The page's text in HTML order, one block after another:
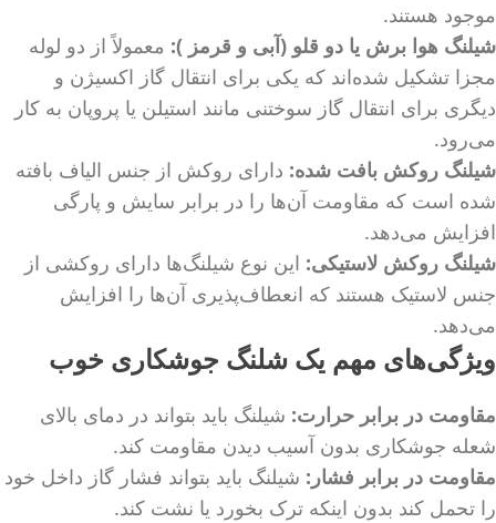
موجود هستند.
شیلنگ هوا برش یا دو قلو (آبی و قرمز ): معمولاً از دو لوله
مجزا تشکیل شده‌اند که یکی برای انتقال گاز اکسیژن و
دیگری برای انتقال گاز سوختنی مانند استیلن یا پروپان به کار
می‌رود.
شیلنگ روکش بافت شده: دارای روکش از جنس الیاف بافته
شده است که مقاومت آن‌ها را در برابر سایش و پارگی
افزایش می‌دهد.
شیلنگ روکش لاستیکی: این نوع شیلنگ‌ها دارای روکشی از
جنس لاستیک هستند که انعطاف‌پذیری آن‌ها را افزایش
می‌دهد.
ویژگی‌های مهم یک شلنگ جوشکاری خوب
مقاومت در برابر حرارت: شیلنگ باید بتواند در دمای بالای
شعله جوشکاری بدون آسیب دیدن مقاومت کند.
مقاومت در برابر فشار: شیلنگ باید بتواند فشار گاز داخل خود
را تحمل کند بدون اینکه ترک بخورد یا نشت کند.